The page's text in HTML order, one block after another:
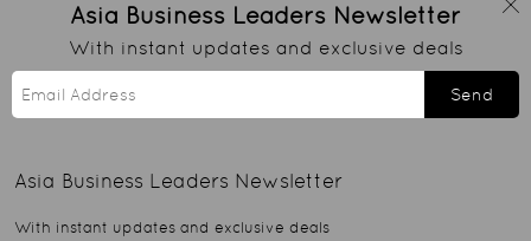
Asia Business Leaders Newsletter
With instant updates and exclusive deals
Send
Asia Business Leaders Newsletter
With instant updates and exclusive deals